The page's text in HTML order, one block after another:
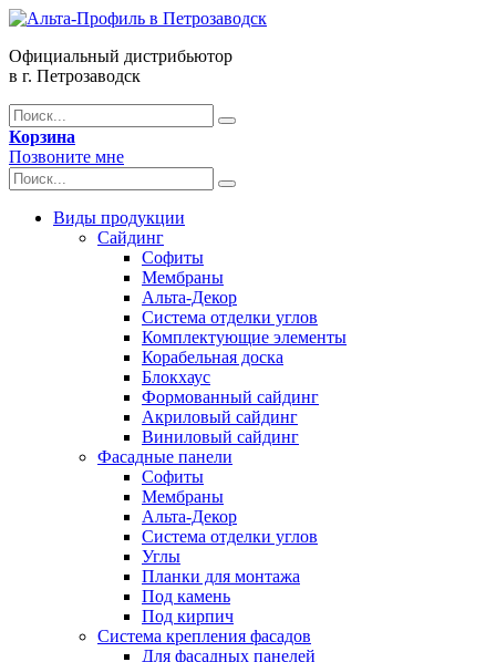
Официальный дистрибьютор
в г. Петрозаводск
Корзина
Позвоните мне
Виды продукции
Сайдинг
Софиты
Мембраны
Альта-Декор
Система отделки углов
Комплектующие элементы
Корабельная доска
Блокхаус
Формованный сайдинг
Акриловый сайдинг
Виниловый сайдинг
Фасадные панели
Софиты
Мембраны
Альта-Декор
Система отделки углов
Углы
Планки для монтажа
Под камень
Под кирпич
Система крепления фасадов
Для фасадных панелей